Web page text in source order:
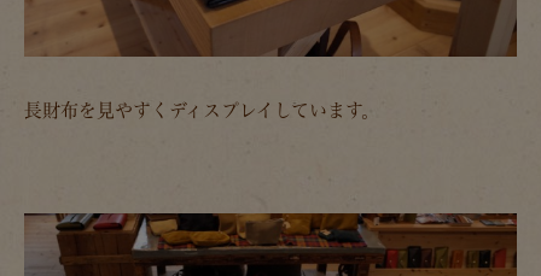
長財布を見やすくディスプレイしています。